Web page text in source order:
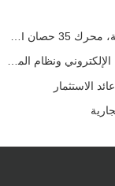
حاسبة نقطة التعادل بين جزازة العشب بنظام الحقن الإلكتروني ونظام المكربن للأساطيل
الاستثمار